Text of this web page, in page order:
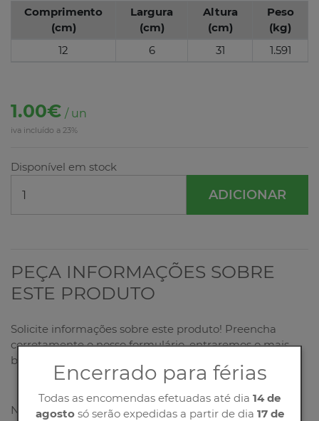
Comprimento
(cm)
Largura
(cm)
Altura
(cm)
Peso
(kg)
12
6 31 1.591
1.00€ / un
iva incluído a 23%
Disponível em stock
ADICIONAR
PEÇA INFORMAÇÕES SOBRE
ESTE PRODUTO
Solicite informações sobre este produto! Preencha
corretamente o nosso formulário, entraremos o mais
breve possível em contacto consigo!
Nome
Encerrado para férias
Todas as encomendas efetuadas até dia 14 de
agostosó serão expedidas a partir de dia 17 de